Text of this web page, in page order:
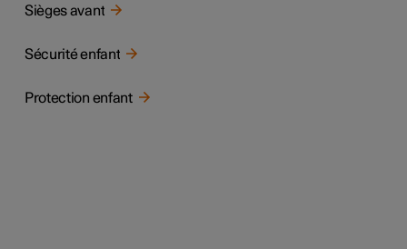
Sièges avant
Sécurité enfant
Protection enfant